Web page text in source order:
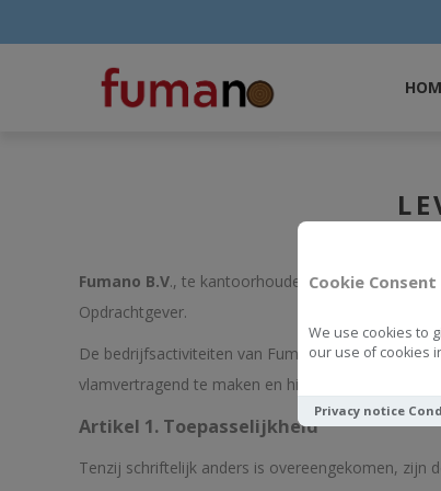
Cookie Consent
We use cookies to
our use of cookies
Privacy notice
Fumano B.V., te kantoorhoudende te Rotterdam
Opdrachtgever.
De bedrijfsactiviteiten van Fumano bestaan uit
vlamvertragend te maken en hieraan
Artikel 1. Toepasselijkheid
Tenzij schriftelijk anders is overeengekomen, zijn